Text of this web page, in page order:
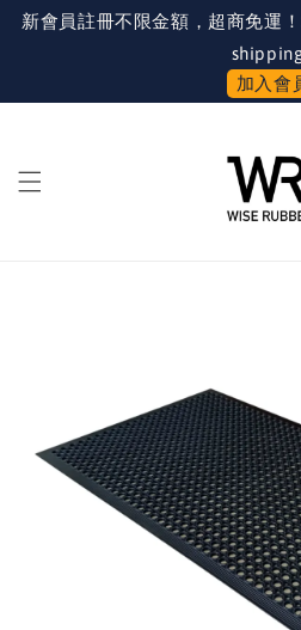
新會員註冊不限金額，超商免運
加入會